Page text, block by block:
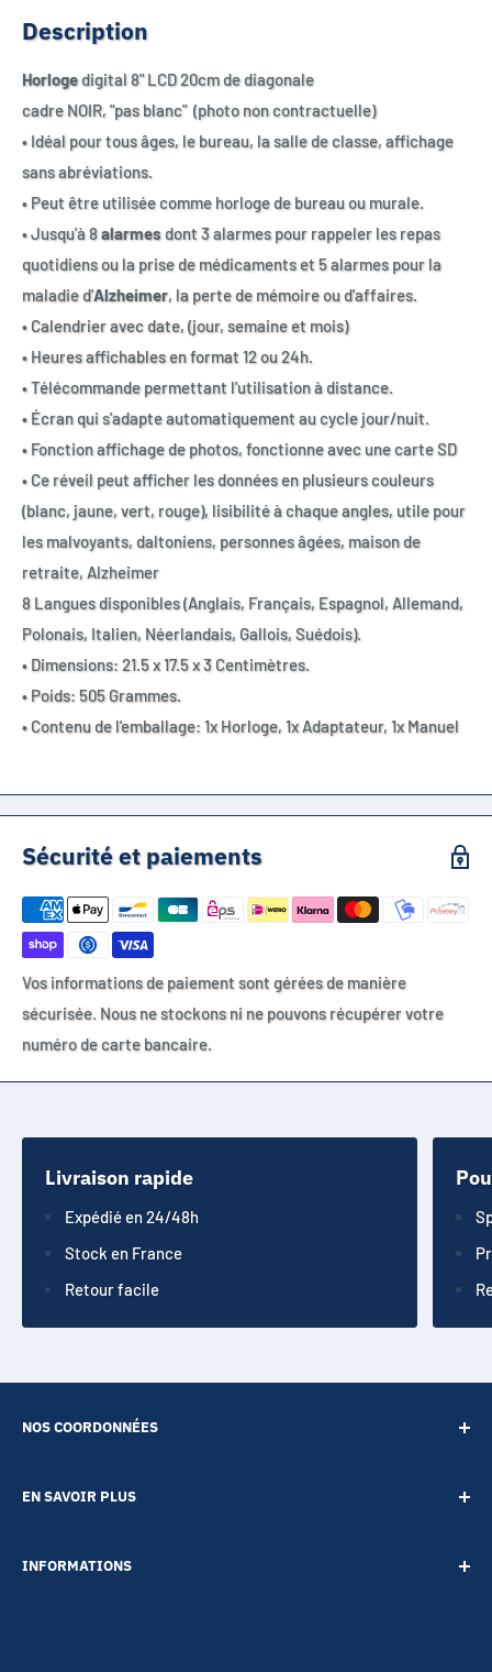
Description
Horlogedigital 8" LCD 20cm de diagonale
cadre NOIR, "pas blanc" (photo non contractuelle)
• Idéal pour tous âges, le bureau, la salle de classe, affichage
sans abréviations.
• Peut être utilisée comme horloge de bureau ou murale.
• Jusqu'à 8alarmesdont 3 alarmes pour rappeler les repas
quotidiens ou la prise de médicaments et 5 alarmes pour la
maladie d'Alzheimer, la perte de mémoire ou d'affaires.
• Calendrier avec date, (jour, semaine et mois)
• Heures affichables en format 12 ou 24h.
• Télécommande permettant l'utilisation à distance.
• Écran qui s'adapte automatiquement au cycle jour/nuit.
• Fonction affichage de photos, fonctionne avec une carte SD
• Ce réveil peut afficher les données en plusieurs couleurs
(blanc, jaune, vert, rouge), lisibilité à chaque angles, utile pour
les malvoyants, daltoniens, personnes âgées, maison de
retraite, Alzheimer
8 Langues disponibles (Anglais, Français, Espagnol, Allemand,
Polonais, Italien, Néerlandais, Gallois, Suédois).
• Dimensions: 21.5 x 17.5 x 3 Centimètres.
• Poids: 505 Grammes.
• Contenu de l'emballage: 1x Horloge, 1x Adaptateur, 1x Manuel
Sécurité et paiements
Vos informations de paiement sont gérées de manière
sécurisée. Nous ne stockons ni ne pouvons récupérer votre
numéro de carte bancaire.
Livraison rapide
Expédié en 24/48h
Stock en France
Retour facile
NOS COORDONNÉES
EN SAVOIR PLUS
A propos
INFORMATIONS